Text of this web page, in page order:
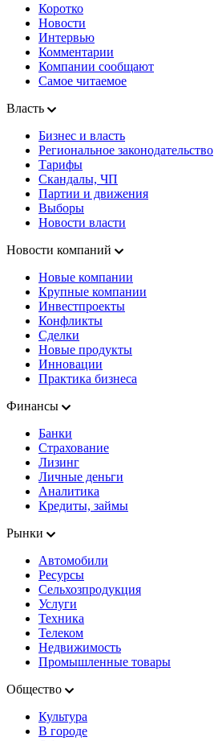
Коротко
Новости
Интервью
Комментарии
Компании сообщают
Самое читаемое
Власть
Бизнес и власть
Региональное законодательство
Тарифы
Скандалы, ЧП
Партии и движения
Выборы
Новости власти
Новости компаний
Новые компании
Крупные компании
Инвестпроекты
Конфликты
Сделки
Новые продукты
Инновации
Практика бизнеса
Финансы
Банки
Страхование
Лизинг
Личные деньги
Аналитика
Кредиты, займы
Рынки
Автомобили
Ресурсы
Сельхозпродукция
Услуги
Техника
Телеком
Недвижимость
Промышленные товары
Общество
Культура
В городе